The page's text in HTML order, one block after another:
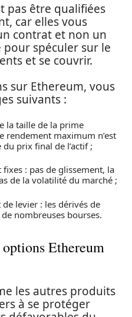
pas être qualifiées
car elles vous
contrat et non un
spéculer sur le
et se couvrir.
sur Ethereum, vous
suivants :
la taille de la prime
rendement maximum n’est
prix final de l’actif ;
: pas de glissement, la
de la volatilité du marché ;
de levier : les dérivés de
nombreuses bourses.
Ethereum
les autres produits
à se protéger